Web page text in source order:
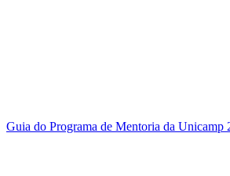
Guia do Programa de Mentoria da Unicamp